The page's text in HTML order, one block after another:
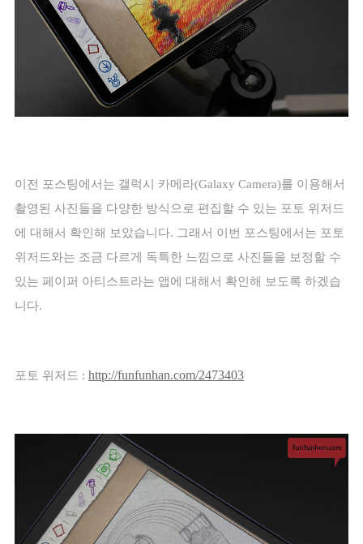
이전 포스팅에서는 갤럭시 카메라(Galaxy Camera)를 이용해서
촬영된 사진들을 다양한 방식으로 편집할 수 있는 포토 위저드
에 대해서 확인해 보았습니다. 그래서 이번 포스팅에서는 포토
위저드와는 조금 다르게 독특한 느낌으로 사진들을 보정할 수
있는 페이퍼 아티스트라는 앱에 대해서 확인해 보도록 하겠습
니다.
포토 위저드 : http://funfunhan.com/2473403